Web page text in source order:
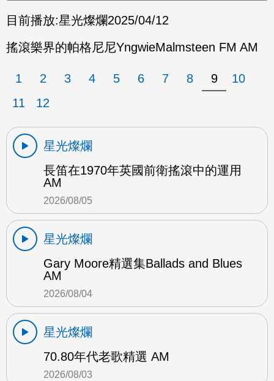
目前播放:星光燦爛2025/04/12
搖滾樂界的帕格尼尼YngwieMalmsteen FM AM
1 2 3 4 5 6 7 8 9
10
11
12
星光燦爛
長笛在1970年英國前衛搖滾中的運用
AM
2026/08/05
星光燦爛
Gary Moore精選集Ballads and Blues
AM
2026/08/04
星光燦爛
70.80年代老歌精選 AM
2026/08/03